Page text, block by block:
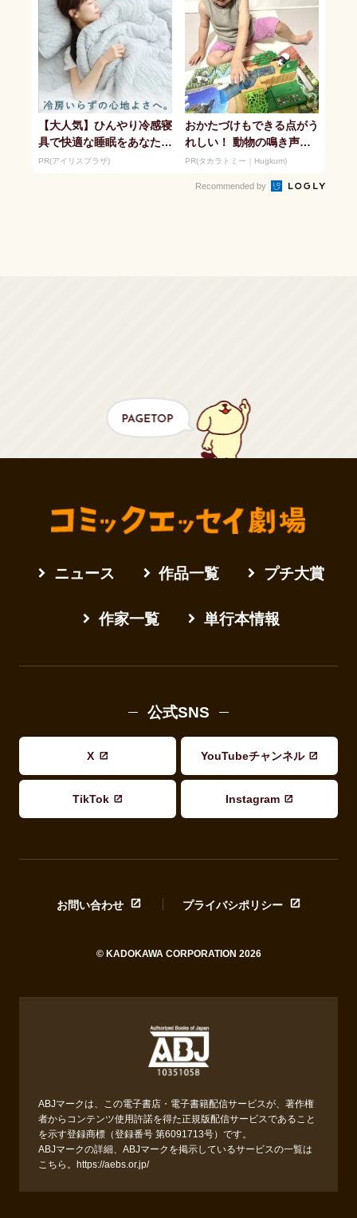
【大人気】ひんやり冷感寝
具で快適な睡眠をあなた
に。
PR(アイリスプラザ)
おかたづけもできる点がう
れしい！ 動物の鳴き声や
セリフが盛りだくさんの
PR(タカラトミー｜Hugkum)
Recommended by
ニュース 作品一覧 プチ大賞
作家一覧 単行本情報
公式SNS
X YouTubeチャンネル
TikTok Instagram
お問い合わせ プライバシポリシー
© KADOKAWA CORPORATION 2026
ABJマークは、この電子書店・電子書籍配信サービスが、著作権
者からコンテンツ使用許諾を得た正規版配信サービスであること
を示す登録商標（登録番号 第6091713号）です。
ABJマークの詳細、ABJマークを掲示しているサービスの一覧は
こちら。
https://aebs.or.jp/